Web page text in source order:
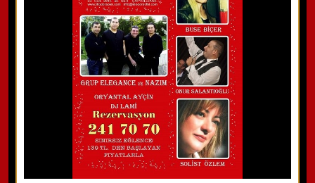
Hemen Arayın
Detaylı Bilgi Alın